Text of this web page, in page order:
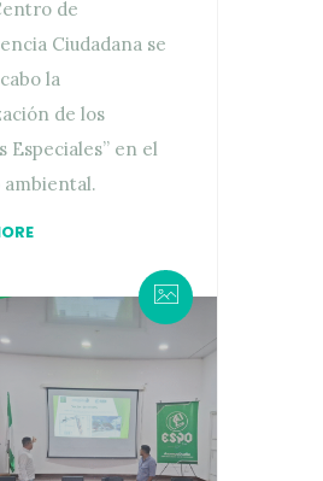
de
Ciudadana se
la
de los
Especiales” en el
ambiental.